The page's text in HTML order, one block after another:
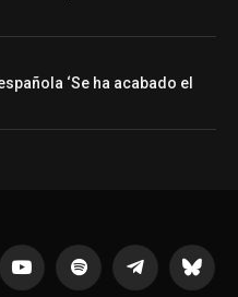
‘Se ha acabado el
YouTubeSpotify Telegrama